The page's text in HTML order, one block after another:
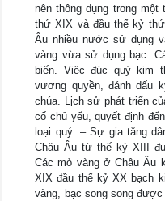
nên thông dụng trong
thứ XIX và đầu thế kỷ
Âu nhiều nước sử dụng
vàng vừa sử dụng bạc.
biến. Việc đúc quý kim
vương quyền, đánh dấu
chúa. Lịch sử phát triển
cố chủ yếu, quyết định
loại quý. – Sự gia tăng
Châu Âu từ thế kỷ XIII
Các mỏ vàng ở Châu Âu
XIX đầu thế kỷ XX bạch
vàng, bạc song song